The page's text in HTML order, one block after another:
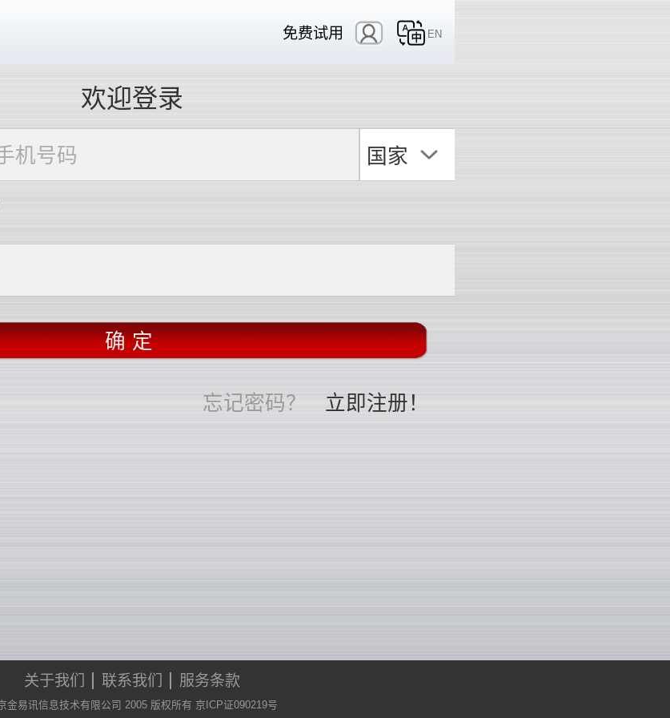
免费试用 EN
欢迎登录
国家
忘记密码？ 立即注册！
关于我们 联系我们 服务条款
金易讯信息技术有限公司 2005 版权所有 京ICP证090219号